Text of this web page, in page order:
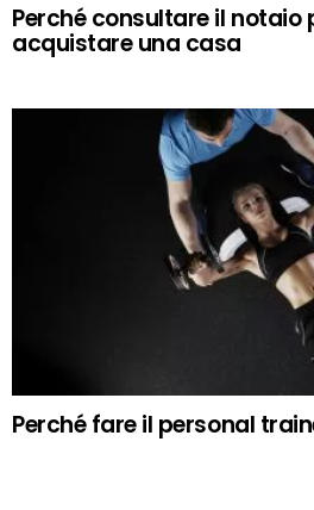
Perché consultare il notaio
acquistare una casa
Perché fare il personal